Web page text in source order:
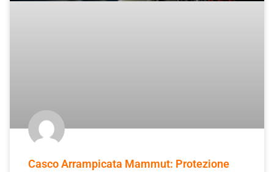
Casco Arrampicata Mammut: Protezione